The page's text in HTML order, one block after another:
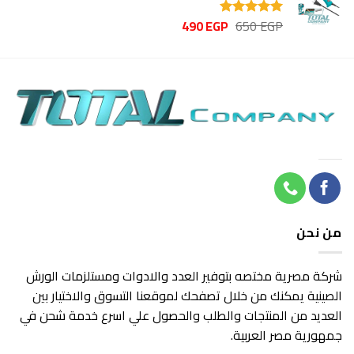
تم التقييم
650EGP السعر490EGP السعر
من نحن
شركة مصرية مختصه بتوفير العدد والادوات ومستلزمات الورش
الصينية يمكنك من خلال تصفحك لموقعنا التسوق والاختيار بين
العديد من المنتجات والطلب والحصول علي اسرع خدمة شحن في
جمهورية مصر العربية.